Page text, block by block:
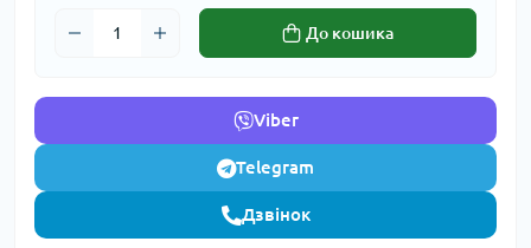
До кошика
Viber
Telegram
Дзвінок